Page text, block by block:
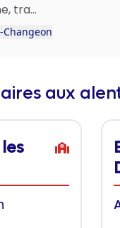
tra...
aux